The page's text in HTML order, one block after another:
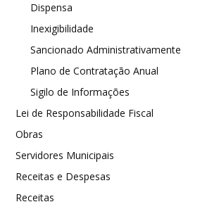
Dispensa
Inexigibilidade
Sancionado Administrativamente
Plano de Contratação Anual
Sigilo de Informações
Lei de Responsabilidade Fiscal
Obras
Servidores Municipais
Receitas e Despesas
Receitas